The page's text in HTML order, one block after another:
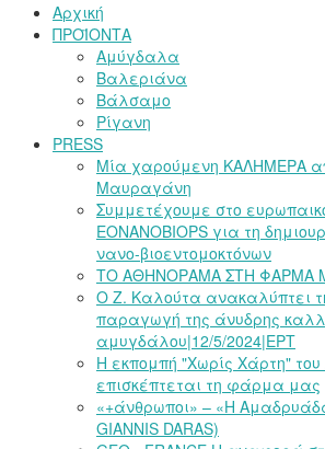
Αρχική
ΠΡΟΪΟΝΤΑ
Αμύγδαλα
Βαλεριάνα
Βάλσαμο
Ρίγανη
PRESS
Μία χαρούμενη ΚΑΛΗΜΕΡΑ
Μαυραγάνη
Συμμετέχουμε στο
EONANOBIOPS για τη
νανο-βιοεντομοκτόνων
ΤΟ ΑΘΗΝΟΡΑΜΑ ΣΤΗ ΦΑΡΜΑ
Ο Ζ. Καλούτα ανακαλύπτει
παραγωγή της άνυδρης
αμυγδάλου|12/5/2024|ΕΡΤ
Η εκπομπή "Χωρίς Χάρτη" του
επισκέπτεται τη φάρμα μας
«+άνθρωποι» – «Η
GIANNIS DARAS)